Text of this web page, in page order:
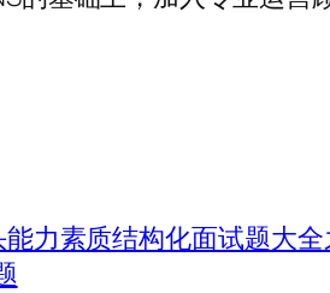
力素质结构化面试题大